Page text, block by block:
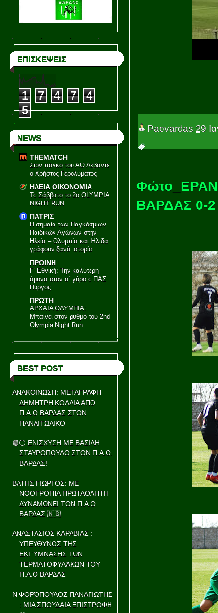
ΕΠΙΣΚΕΨΕΙΣ
1 7 4 7
4
5
NEWS
THEMATCH
Στον πάγκο του ΑΟ Λεβάντε
ο Χρήστος Γερολυμάτος
ΗΛΕΙΑ ΟΙΚΟΝΟΜΙΑ
Το Σάββατο το 2ο OLYMPIA
NIGHT RUN
ΠΑΤΡΙΣ
Η σημαία των Παγκόσμιων
Παιδικών Αγώνων στην
Ηλεία – Ολυμπία και Ήλιδα
γράφουν ξανά ιστορία
ΠΡΩΙΝΗ
Γ΄ Εθνική: Την καλύτερη
άμυνα στον α΄ γύρο ο ΠΑΣ
Πύργος
ΠΡΩΤΗ
ΑΡΧΑΙΑ ΟΛΥΜΠΙΑ:
Μπαίνει στον ρυθμό του 2nd
Olympia Night Run
BEST POST
ΑΝΑΚΟΙΝΩΣΗ: ΜΕΤΑΓΡΑΦΗ
ΔΗΜΗΤΡΗ ΚΟΛΛΙΑ ΑΠΟ
Π.Α.Ο ΒΑΡΔΑΣ ΣΤΟΝ
ΠΑΝΑΙΤΩΛΙΚΌ
🟢⚪ ΕΝΙΣΧΥΣΗ ΜΕ ΒΑΣΙΛΗ
ΣΤΑΥΡΟΠΟΥΛΟ ΣΤΟΝ Π.Α.Ο.
ΒΑΡΔΑΣ!
ΒΑΤΗΣ ΓΙΩΡΓΟΣ: ΜΕ
ΝΟΟΤΡΟΠΊΑ ΠΡΩΤΑΘΛΗΤΗ
ΔΥΝΑΜΩΝΕΙ ΤΟΝ Π.Α.Ο
ΒΑΡΔΑΣ 🇳🇬
ΑΝΑΣΤΑΣΙΟΣ ΚΑΡΑΒΙΑΣ :
ΥΠΕΥΘΥΝΟΣ ΤΗΣ
ΕΚΓΎΜΝΑΣΗΣ ΤΩΝ
ΤΕΡΜΑΤΟΦΥΛΆΚΩΝ ΤΟΥ
Π.Α.Ο ΒΑΡΔΑΣ
ΝΙΦΟΡΌΠΟΥΛΟΣ ΠΑΝΑΓΙΩΤΗΣ
: ΜΙΑ ΣΠΟΥΔΑΙΑ ΕΠΙΣΤΡΟΦΗ
Paovardas 29
ΒΑΡΔΑΣ 0-2